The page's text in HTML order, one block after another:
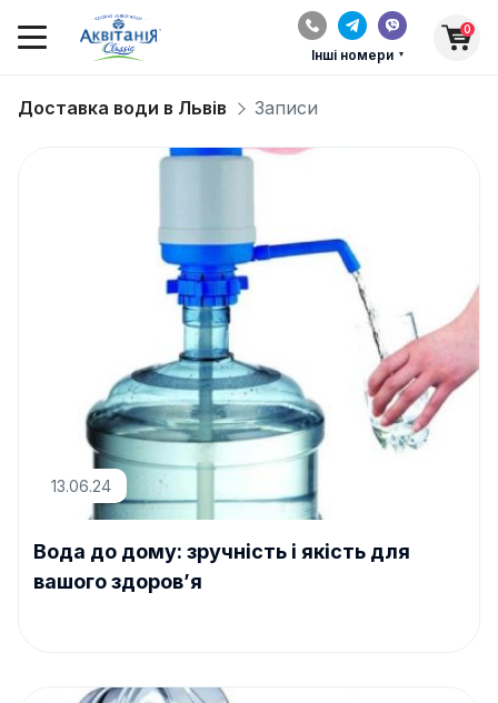
Інші номери
0
Доставка води в Львів Записи
13.06.24
Вода до дому: зручність і якість для
вашого здоров’я